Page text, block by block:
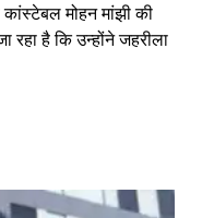
मोहन मांझी की
रहा है कि उन्होंने जहरीला